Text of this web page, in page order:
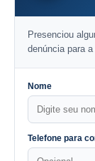
Presenciou
denúncia para
Nome
Telefone para